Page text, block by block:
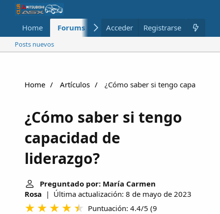
Home Forums Nuevo Miembros
Acceder Registrarse
Posts nuevos
Home Artículos ¿Cómo saber si tengo capacidad
¿Cómo saber si tengo
capacidad de
liderazgo?
Preguntado por: María Carmen
Rosa | Última actualización: 8 de mayo de 2023
Puntuación: 4.4/5 (9